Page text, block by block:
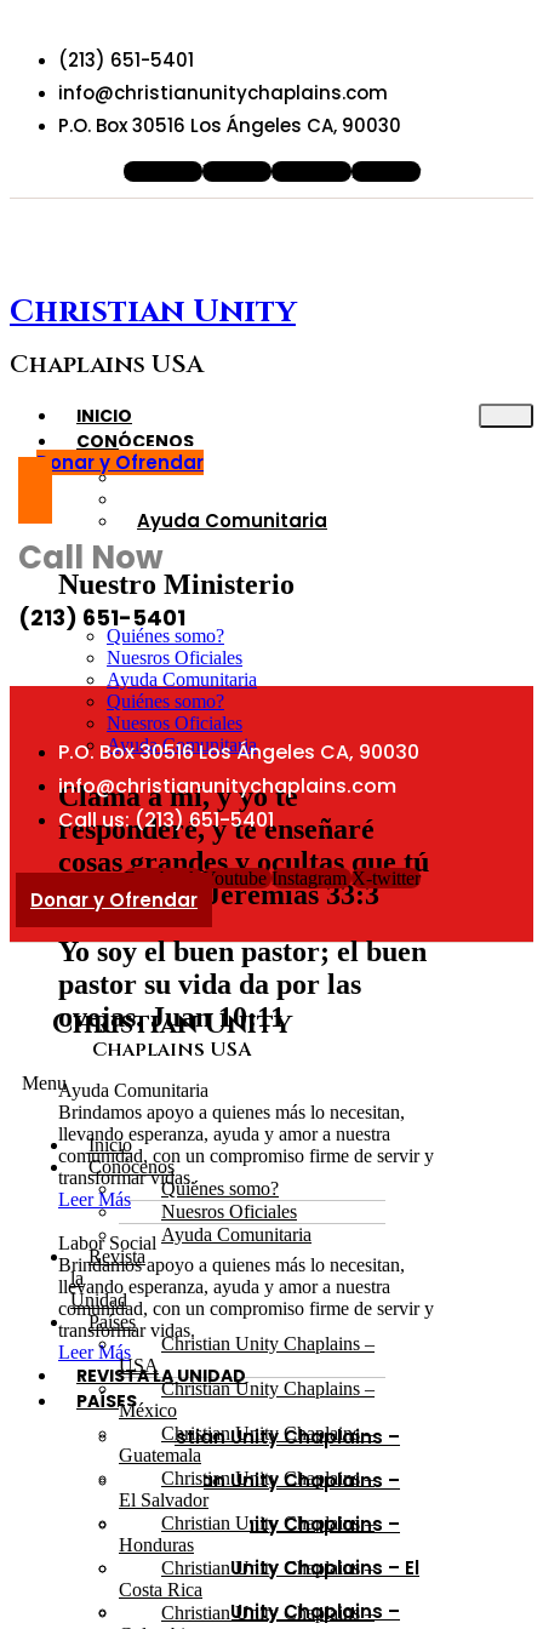
(213) 651-5401
info@christianunitychaplains.com
P.O. Box 30516 Los Ángeles CA, 90030
Facebook Youtube Instagram X-twitter
Christian Unity
Chaplains USA
INICIO
CONÓCENOS
Quiénes somo?
Ayuda Comunitaria
Nuestro Ministerio
Quiénes somo?
Nuesros Oficiales
Ayuda Comunitaria
Quiénes somo?
Nuesros Oficiales
Ayuda Comunitaria
Clama a mí, y yo te
responderé, y te enseñaré
cosas grandes y ocultas que tú
no conoces. Jeremias 33:3
Yo soy el buen pastor; el buen
pastor su vida da por las
ovejas.Juan 10:11
Ayuda Comunitaria
Brindamos apoyo a quienes más lo necesitan,
llevando esperanza, ayuda y amor a nuestra
comunidad, con un compromiso firme de servir y
transformar vidas.
Leer Más
Labor Social
Brindamos apoyo a quienes más lo necesitan,
llevando esperanza, ayuda y amor a nuestra
comunidad, con un compromiso firme de servir y
transformar vidas.
Leer Más
REVISTA LA UNIDAD
PAÍSES
Christian Unity Chaplains –
USA
Christian Unity Chaplains –
México
Christian Unity Chaplains –
Guatemala
Christian Unity Chaplains – El
Salvador
Christian Unity Chaplains –
Donar y Ofrendar
Call Now
(213) 651-5401
P.O. Box 30516 Los Ángeles CA, 90030
info@christianunitychaplains.com
Call us: (213) 651-5401
Facebook Youtube Instagram X-twitter
Donar y Ofrendar
Christian Unity
Chaplains USA
Menu
Inicio
Conócenos
Quiénes somo?
Nuesros Oficiales
Ayuda Comunitaria
Revista
la
Unidad
Países
Christian Unity Chaplains –
USA
Christian Unity Chaplains –
México
Christian Unity Chaplains –
Guatemala
Christian Unity Chaplains –
El Salvador
Christian Unity Chaplains –
Honduras
Christian Unity Chaplains –
Costa Rica
Christian Unity Chaplains –